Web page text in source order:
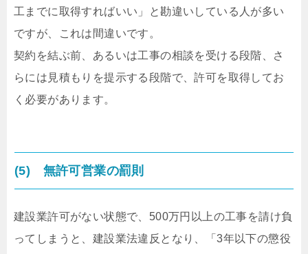
工までに取得すればいい」と勘違いしている人が多い
ですが、これは間違いです。
契約を結ぶ前、あるいは工事の相談を受ける段階、さ
らには見積もりを提示する段階で、許可を取得してお
く必要があります。
(5) 無許可営業の罰則
建設業許可がない状態で、500万円以上の工事を請け負
ってしまうと、建設業法違反となり、「3年以下の懲役